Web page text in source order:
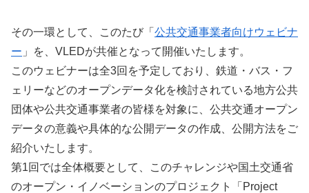
その一環として、このたび「 公共交通事業者向けウェビナ
ー 」を、VLEDが共催となって開催いたします。
このウェビナーは全3回を予定しており、鉄道・バス・フ
ェリーなどのオープンデータ化を検討されている地方公共
団体や公共交通事業者の皆様を対象に、公共交通オープン
データの意義や具体的な公開データの作成、公開方法をご
紹介いたします。
第1回では全体概要として、このチャレンジや国土交通省
のオープン・イノベーションのプロジェクト「Project